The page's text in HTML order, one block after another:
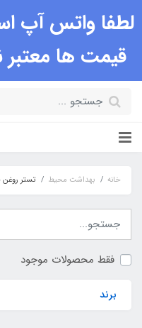
لطفا واتس آپ
قیمت ها
خانه بهداشت محیط تستر روغن
فقط محصولات موجود
برند